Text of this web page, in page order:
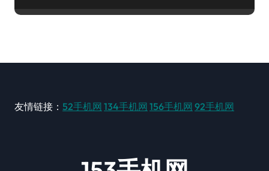
友情链接： 52手机网 134手机网 156手机网 92手机网